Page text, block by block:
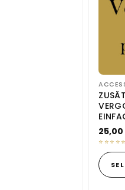
25,00